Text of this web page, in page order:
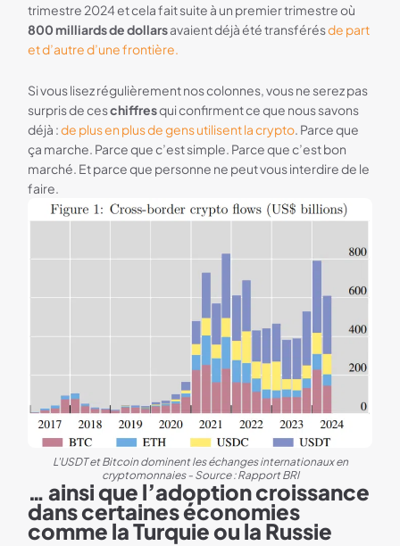
trimestre 2024 et cela fait suite à un premier trimestre où
800 milliards de dollarsavaient déjà été transférésde part
et d’autre d’une frontière.
Si vous lisez régulièrement nos colonnes, vous ne serez pas
surpris de ceschiffresqui confirment ce que nous savons
déjà :de plus en plus de gens utilisent la crypto . Parce que
ça marche. Parce que c’est simple. Parce que c’est bon
marché. Et parce que personne ne peut vous interdire de le
faire.
L'USDT et Bitcoin dominent les échanges internationaux en
cryptomonnaies - Source : Rapport BRI
… ainsi que l’adoption croissance
dans certaines économies
comme la Turquie ou la Russie